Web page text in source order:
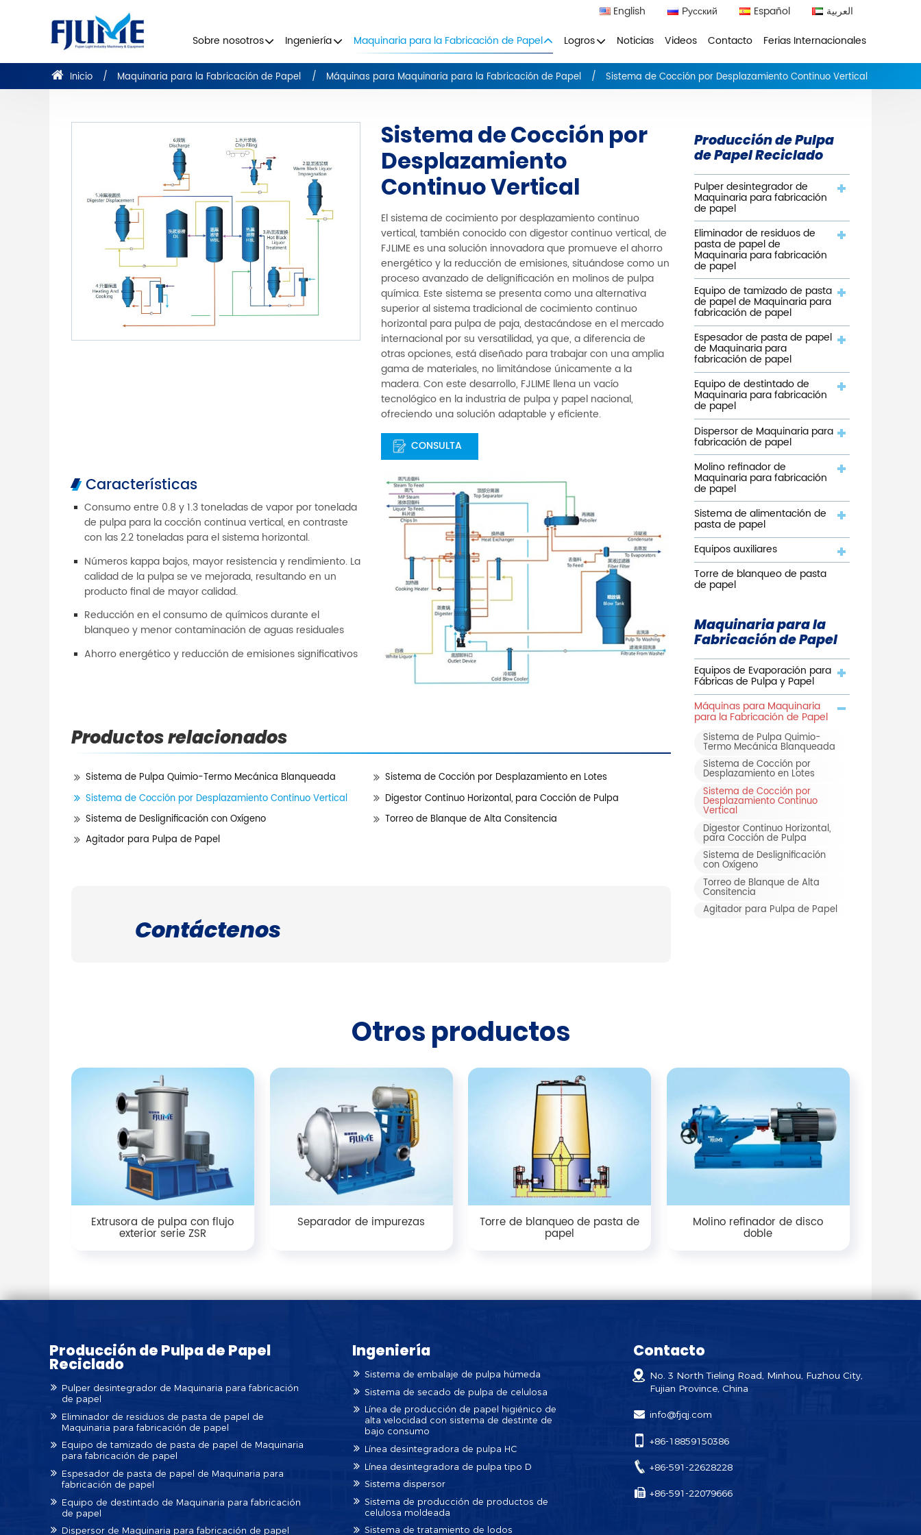
English Русский Español العربية
Sobre nosotros Ingeniería Maquinaria para la Fabricación de Papel Logros Noticias Videos Contacto Ferias Internacionales
Inicio Maquinaria para la Fabricación de Papel Máquinas para Maquinaria para la Fabricación de Papel Sistema de Cocción por Desplazamiento Continuo Vertical
Sistema de Cocción por
Desplazamiento
Continuo Vertical
El sistema de cocimiento por desplazamiento continuo
vertical, también conocido con digestor continuo vertical, de
FJLIME es una solución innovadora que promueve el ahorro
energético y la reducción de emisiones, situándose como un
proceso avanzado de delignificación en molinos de pulpa
química. Este sistema se presenta como una alternativa
superior al sistema tradicional de cocimiento continuo
horizontal para pulpa de paja, destacándose en el mercado
internacional por su versatilidad, ya que, a diferencia de
otras opciones, está diseñado para trabajar con una amplia
gama de materiales, no limitándose únicamente a la
madera. Con este desarrollo, FJLIME llena un vacío
tecnológico en la industria de pulpa y papel nacional,
ofreciendo una solución adaptable y eficiente.
CONSULTA
Características
Consumo entre 0.8 y 1.3 toneladas de vapor por tonelada
de pulpa para la cocción continua vertical, en contraste
con las 2.2 toneladas para el sistema horizontal.
Números kappa bajos, mayor resistencia y rendimiento. La
calidad de la pulpa se ve mejorada, resultando en un
producto final de mayor calidad.
Reducción en el consumo de químicos durante el
blanqueo y menor contaminación de aguas residuales
Ahorro energético y reducción de emisiones significativos
Productos relacionados
Sistema de Pulpa Quimio-Termo Mecánica Blanqueada
Sistema de Cocción por Desplazamiento en Lotes
Sistema de Cocción por Desplazamiento Continuo Vertical
Digestor Continuo Horizontal, para Cocción de Pulpa
Sistema de Deslignificación con Oxígeno
Torreo de Blanque de Alta Consitencia
Agitador para Pulpa de Papel
Contáctenos
Producción de Pulpa
de Papel Reciclado
Pulper desintegrador de
Maquinaria para fabricación
de papel
Eliminador de residuos de
pasta de papel de
Maquinaria para fabricación
de papel
Equipo de tamizado de pasta
de papel de Maquinaria para
fabricación de papel
Espesador de pasta de papel
de Maquinaria para
fabricación de papel
Equipo de destintado de
Maquinaria para fabricación
de papel
Dispersor de Maquinaria para
fabricación de papel
Molino refinador de
Maquinaria para fabricación
de papel
Sistema de alimentación de
pasta de papel
Equipos auxiliares
Torre de blanqueo de pasta
de papel
Maquinaria para la
Fabricación de Papel
Equipos de Evaporación para
Fábricas de Pulpa y Papel
Máquinas para Maquinaria
para la Fabricación de Papel
Sistema de Pulpa Quimio-
Termo Mecánica Blanqueada
Sistema de Cocción por
Desplazamiento en Lotes
Sistema de Cocción por
Desplazamiento Continuo
Vertical
Digestor Continuo Horizontal,
para Cocción de Pulpa
Sistema de Deslignificación
con Oxígeno
Torreo de Blanque de Alta
Consitencia
Agitador para Pulpa de Papel
Otros productos
Extrusora de pulpa con flujo
exterior serie ZSR
Separador de impurezas Torre de blanqueo de pasta de
papel
Molino refinador de disco
doble
Producción de Pulpa de Papel
Reciclado
Pulper desintegrador de Maquinaria para fabricación
de papel
Eliminador de residuos de pasta de papel de
Maquinaria para fabricación de papel
Equipo de tamizado de pasta de papel de Maquinaria
para fabricación de papel
Espesador de pasta de papel de Maquinaria para
fabricación de papel
Equipo de destintado de Maquinaria para fabricación
de papel
Dispersor de Maquinaria para fabricación de papel
Ingeniería
Sistema de embalaje de pulpa húmeda
Sistema de secado de pulpa de celulosa
Línea de producción de papel higiénico de
alta velocidad con sistema de destinte de
bajo consumo
Línea desintegradora de pulpa HC
Línea desintegradora de pulpa tipo D
Sistema dispersor
Sistema de producción de productos de
celulosa moldeada
Sistema de tratamiento de lodos
Contacto
No. 3 North Tieling Road, Minhou, Fuzhou City,
Fujian Province, China
info@fjqj.com
+86-18859150386
+86-591-22628228
+86-591-22079666